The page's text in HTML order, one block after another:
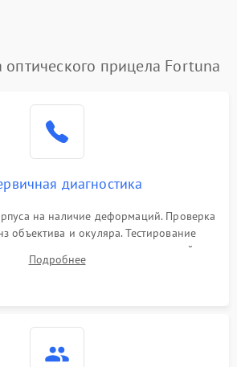
прицела Fortuna
диагностика
на наличие деформаций. Проверка
объектива и окуляра. Тестирование
ввода поправок, кольца отстройки
Выявление сколов, внутренних
Подробнее